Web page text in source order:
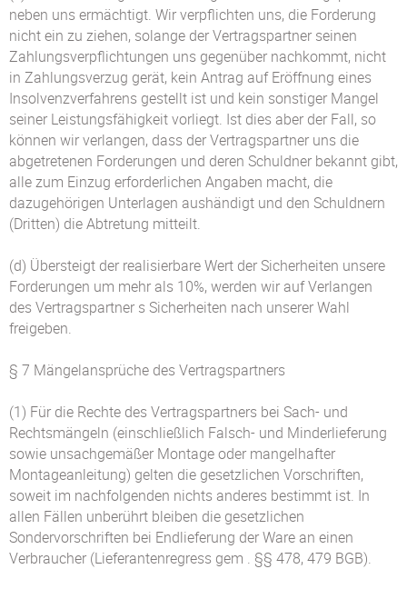
neben uns ermächtigt. Wir verpflichten uns, die Forderung
nicht ein zu ziehen, solange der Vertragspartner seinen
Zahlungsverpflichtungen uns gegenüber nachkommt, nicht
in Zahlungsverzug gerät, kein Antrag auf Eröffnung eines
Insolvenzverfahrens gestellt ist und kein sonstiger Mangel
seiner Leistungsfähigkeit vorliegt. Ist dies aber der Fall, so
können wir verlangen, dass der Vertragspartner uns die
abgetretenen Forderungen und deren Schuldner bekannt gibt,
alle zum Einzug erforderlichen Angaben macht, die
dazugehörigen Unterlagen aushändigt und den Schuldnern
(Dritten) die Abtretung mitteilt.
(d) Übersteigt der realisierbare Wert der Sicherheiten unsere
Forderungen um mehr als 10%, werden wir auf Verlangen
des Vertragspartner s Sicherheiten nach unserer Wahl
freigeben.
§ 7 Mängelansprüche des Vertragspartners
(1) Für die Rechte des Vertragspartners bei Sach- und
Rechtsmängeln (einschließlich Falsch- und Minderlieferung
sowie unsachgemäßer Montage oder mangelhafter
Montageanleitung) gelten die gesetzlichen Vorschriften,
soweit im nachfolgenden nichts anderes bestimmt ist. In
allen Fällen unberührt bleiben die gesetzlichen
Sondervorschriften bei Endlieferung der Ware an einen
Verbraucher (Lieferantenregress gem . §§ 478, 479 BGB).